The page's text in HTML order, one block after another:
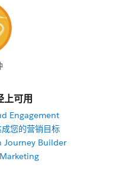
上可用
Engagement
您的营销目标
Journey Builder